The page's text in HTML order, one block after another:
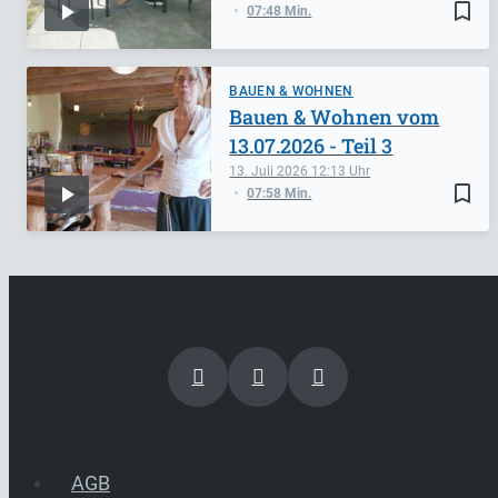
bookmark_border
07:48 Min.
BAUEN & WOHNEN
bookmark_border
13. Juli 2026 12:13
07:58 Min.
Bauen & Wohnen vom
13.07.2026 - Teil 3
AGB